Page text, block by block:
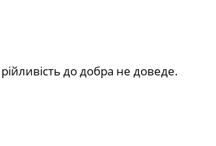
до добра не доведе.